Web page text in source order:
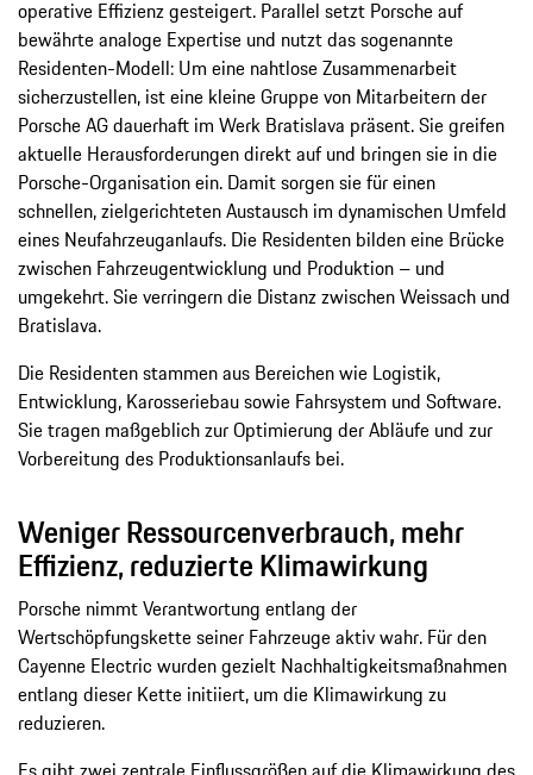
operative Effizienz gesteigert. Parallel setzt Porsche auf
bewährte analoge Expertise und nutzt das sogenannte
Residenten-Modell: Um eine nahtlose Zusammenarbeit
sicherzustellen, ist eine kleine Gruppe von Mitarbeitern der
Porsche AG dauerhaft im Werk Bratislava präsent. Sie greifen
aktuelle Herausforderungen direkt auf und bringen sie in die
Porsche-Organisation ein. Damit sorgen sie für einen
schnellen, zielgerichteten Austausch im dynamischen Umfeld
eines Neufahrzeuganlaufs. Die Residenten bilden eine Brücke
zwischen Fahrzeugentwicklung und Produktion – und
umgekehrt. Sie verringern die Distanz zwischen Weissach und
Bratislava.
Die Residenten stammen aus Bereichen wie Logistik,
Entwicklung, Karosseriebau sowie Fahrsystem und Software.
Sie tragen maßgeblich zur Optimierung der Abläufe und zur
Vorbereitung des Produktionsanlaufs bei.
Weniger Ressourcenverbrauch, mehr
Effizienz, reduzierte Klimawirkung
Porsche nimmt Verantwortung entlang der
Wertschöpfungskette seiner Fahrzeuge aktiv wahr. Für den
Cayenne Electric wurden gezielt Nachhaltigkeitsmaßnahmen
entlang dieser Kette initiiert, um die Klimawirkung zu
reduzieren.